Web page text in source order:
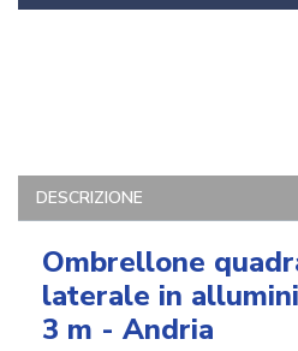
DESCRIZIONE
Ombrellone
laterale in
3 m - Andria